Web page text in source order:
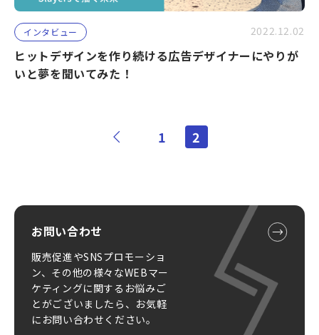
インタビュー 2022.12.02
ヒットデザインを作り続ける広告デザイナーにやりが
いと夢を聞いてみた！
1 2
お問い合わせ
販売促進やSNSプロモーショ
ン、その他の様々なWEBマー
ケティングに関するお悩みご
とがございましたら、お気軽
にお問い合わせください。